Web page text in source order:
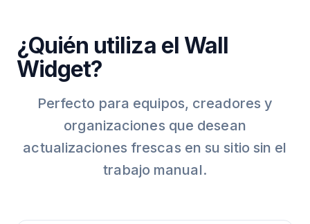
¿Quién utiliza el Wall
Widget?
Perfecto para equipos, creadores y
organizaciones que desean
actualizaciones frescas en su sitio sin el
trabajo manual.